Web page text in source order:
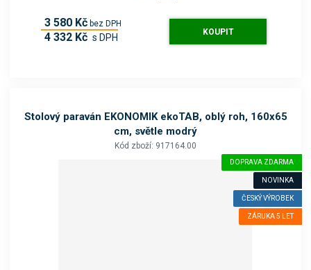
3 580 Kč bez DPH
4 332 Kč s DPH KOUPIT
Stolový paraván EKONOMIK ekoTAB, oblý roh, 160x65
cm, světle modrý
Kód zboží: 917164.00
DOPRAVA ZDARMA
NOVINKA
ČESKÝ VÝROBEK
ZÁRUKA 5 LET